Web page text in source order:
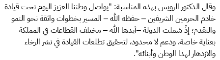
وقال الدكتور الرويس بهذه المناسبة: "يواصل وطننا العزيز اليوم تحت قيادة
خادم الحرمين الشريفين – حفظه الله – المسير بخطوات واثقة نحو النمو
والتقدم؛ إذْ شملت الدولة –أيدها الله – مختلف القطاعات في المملكة
بعناية خاصة، ودعم لا محدود، لتحقيق تطلعات القيادة في نشر الرخاء
والازدهار لهذا الوطن وأبنائه".